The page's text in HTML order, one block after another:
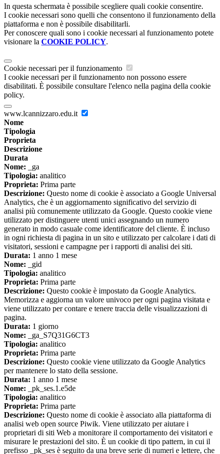
In questa schermata è possibile scegliere quali cookie consentire.
I cookie necessari sono quelli che consentono il funzionamento della
piattaforma e non è possibile disabilitarli.
Per conoscere quali sono i cookie necessari al funzionamento potete
visionare la COOKIE POLICY.
Cookie necessari per il funzionamento
I cookie necessari per il funzionamento non possono essere
disabilitati. È possibile consultare l'elenco nella pagina della cookie
policy.
www.lcannizzaro.edu.it
Nome
Tipologia
Proprieta
Descrizione
Durata
Nome: _ga
Tipologia: analitico
Proprieta: Prima parte
Descrizione: Questo nome di cookie è associato a Google Universal
Analytics, che è un aggiornamento significativo del servizio di
analisi più comunemente utilizzato da Google. Questo cookie viene
utilizzato per distinguere utenti unici assegnando un numero
generato in modo casuale come identificatore del cliente. È incluso
in ogni richiesta di pagina in un sito e utilizzato per calcolare i dati di
visitatori, sessioni e campagne per i rapporti di analisi dei siti.
Durata: 1 anno 1 mese
Nome: _gid
Tipologia: analitico
Proprieta: Prima parte
Descrizione: Questo cookie è impostato da Google Analytics.
Memorizza e aggiorna un valore univoco per ogni pagina visitata e
viene utilizzato per contare e tenere traccia delle visualizzazioni di
pagina.
Durata: 1 giorno
Nome: _ga_S7Q31G6CT3
Tipologia: analitico
Proprieta: Prima parte
Descrizione: Questo cookie viene utilizzato da Google Analytics
per mantenere lo stato della sessione.
Durata: 1 anno 1 mese
Nome: _pk_ses.1.e5de
Tipologia: analitico
Proprieta: Prima parte
Descrizione: Questo nome di cookie è associato alla piattaforma di
analisi web open source Piwik. Viene utilizzato per aiutare i
proprietari di siti Web a monitorare il comportamento dei visitatori e
misurare le prestazioni del sito. È un cookie di tipo pattern, in cui il
prefisso _pk_ses è seguito da una breve serie di numeri e lettere, che